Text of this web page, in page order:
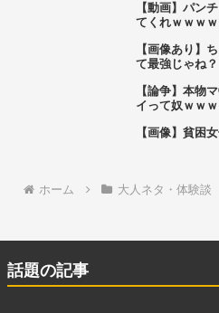
【動画】パン
てくれｗｗｗ
【画像あり】
て最強じゃね？
【論争】本物
イって奴ｗｗ
【画像】貧困
ホーム 大人ネタ・体験談
話題の記事